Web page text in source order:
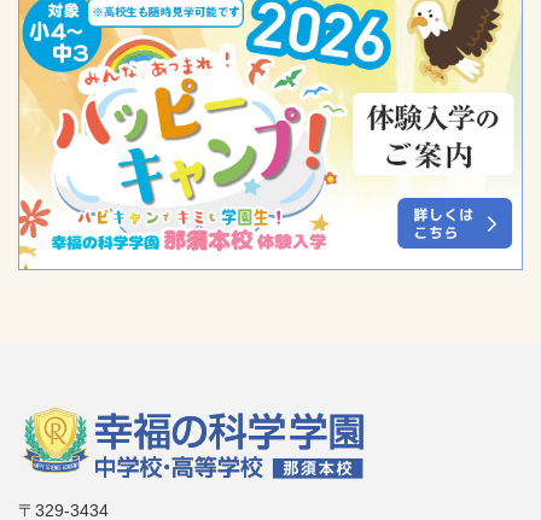
〒329-3434